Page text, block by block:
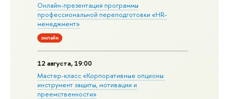
Онлайн-презентация программы
профессиональной переподготовки «HR-
менеджмент»
онлайн
12 августа, 19:00
Мастер-класс «Корпоративные опционы:
инструмент защиты, мотивации и
преемственности»